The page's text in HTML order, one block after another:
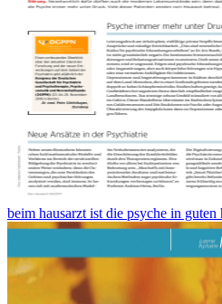
beim hausarzt ist die psyche in guten